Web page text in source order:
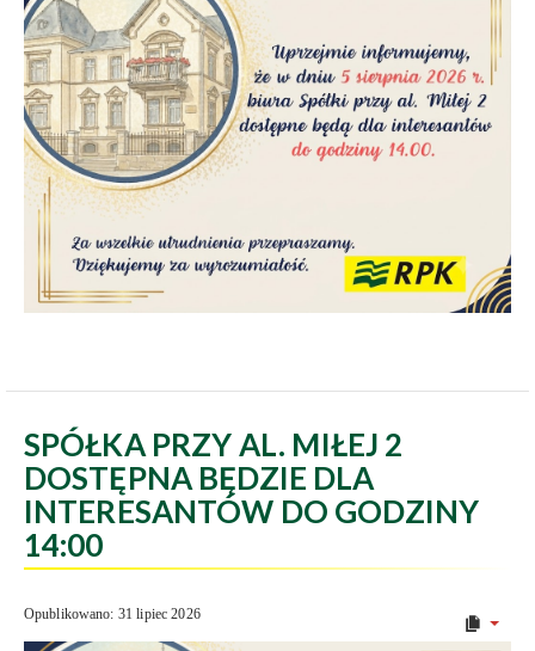
SPÓŁKA PRZY AL. MIŁEJ 2
DOSTĘPNA BĘDZIE DLA
INTERESANTÓW DO GODZINY
14:00
Opublikowano: 31 lipiec 2026